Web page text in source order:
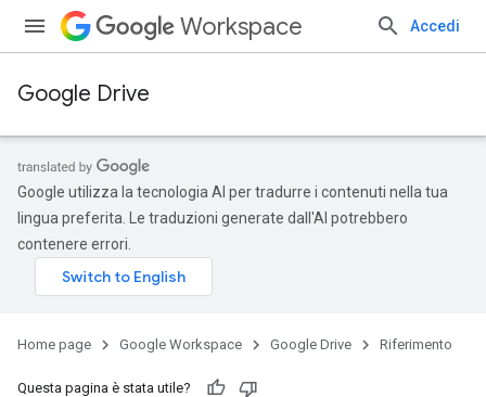
Workspace Accedi
Google Drive
Google utilizza la tecnologia AI per tradurre i contenuti nella tua
lingua preferita. Le traduzioni generate dall'AI potrebbero
contenere errori.
Home page Google Workspace Google Drive Riferimento
Questa pagina è stata utile?